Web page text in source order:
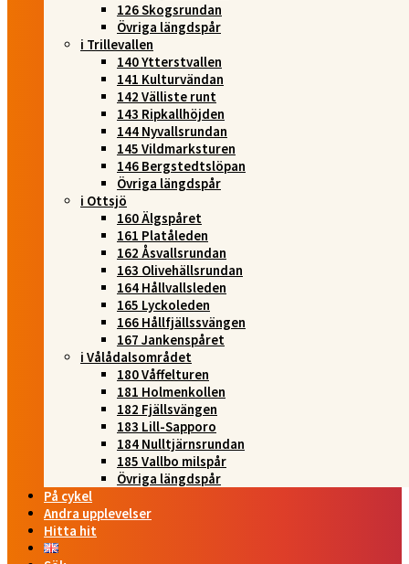
126 Skogsrundan
Övriga längdspår
i Trillevallen
140 Ytterstvallen
141 Kulturvändan
142 Välliste runt
143 Ripkallhöjden
144 Nyvallsrundan
145 Vildmarksturen
146 Bergstedtslöpan
Övriga längdspår
i Ottsjö
160 Älgspåret
161 Platåleden
162 Åsvallsrundan
163 Olivehällsrundan
164 Hållvallsleden
165 Lyckoleden
166 Hållfjällssvängen
167 Jankenspåret
i Vålådalsområdet
180 Våffelturen
181 Holmenkollen
182 Fjällsvängen
183 Lill-Sapporo
184 Nulltjärnsrundan
185 Vallbo milspår
Övriga längdspår
På cykel
Andra upplevelser
Hitta hit